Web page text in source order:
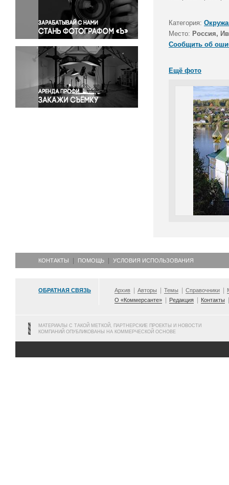
Правосудие
Происшествия и конфликты
Религия
Светская жизнь
Спорт
Экология
Экономика и бизнес
Категория:
Место: Россия,
Сообщить об
Ещё фото
КОНТАКТЫ ПОМОЩЬ УСЛОВИЯ ИСПОЛЬЗОВАНИЯ
ОБРАТНАЯ СВЯЗЬ Архив Авторы Темы Справочники
О «Коммерсанте»
Редакция Контакты
МАТЕРИАЛЫ С ТАКОЙ МЕТКОЙ, ПАРТНЕРСКИЕ ПРОЕКТЫ И НОВОСТИ
КОМПАНИЙ ОПУБЛИКОВАНЫ НА КОММЕРЧЕСКОЙ ОСНОВЕ